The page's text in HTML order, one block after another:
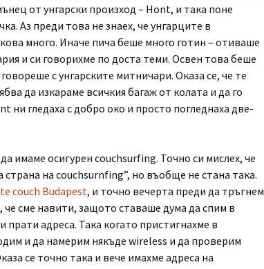
от унгарски произход – Hont, и така поне
Аз преди това не знаех, че унгарците в
много. Иначе пича беше много готин – отиваше
и си говорихме по доста теми. Освен това беше
с унгарските митничари. Оказа се, че те
да изкараме всичкия багаж от колата и да го
ни гледаха с добро око и просто погледнаха две-
имаме осигурен couchsurfing. Точно си мислех, че
страна на couchsurnfing”, но въобще не стана така.
couch Budapest, и точно вечерта преди да тръгнем
сме навити, защото ставаше дума да спим в
адреса. Така когато пристигнахме в
и да намерим някъде wireless и да проверим
се точно така и вече имахме адреса на